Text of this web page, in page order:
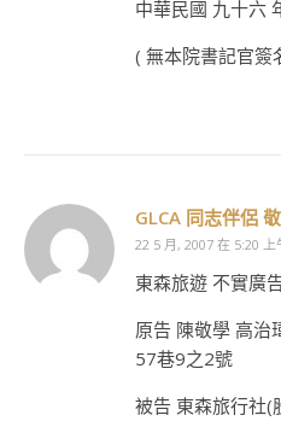
中華民國 九十六
( 無本院書記官簽
GLCA 同志伴侶
22 5 月, 2007 在 5:20 上
東森旅遊 不實廣
原告 陳敬學 高治
57巷9之2號
被告 東森旅行社(